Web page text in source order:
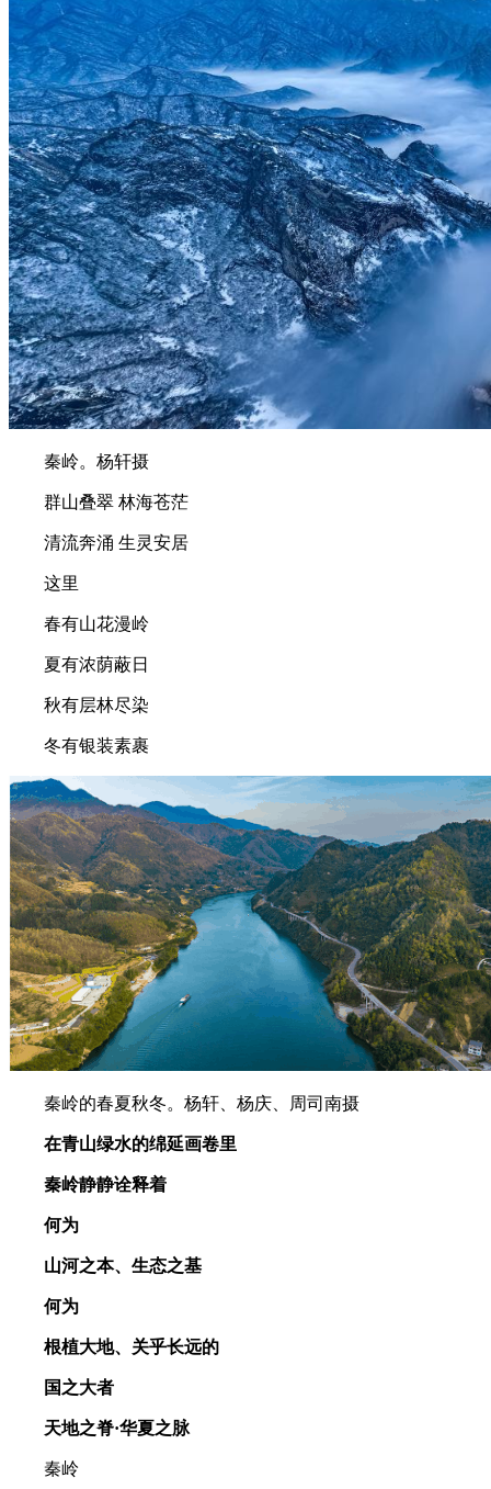
秦岭。杨轩摄
群山叠翠 林海苍茫
清流奔涌 生灵安居
这里
春有山花漫岭
夏有浓荫蔽日
秋有层林尽染
冬有银装素裹
秦岭的春夏秋冬。杨轩、杨庆、周司南摄
在青山绿水的绵延画卷里
秦岭静静诠释着
何为
山河之本、生态之基
何为
根植大地、关乎长远的
国之大者
天地之脊·华夏之脉
秦岭